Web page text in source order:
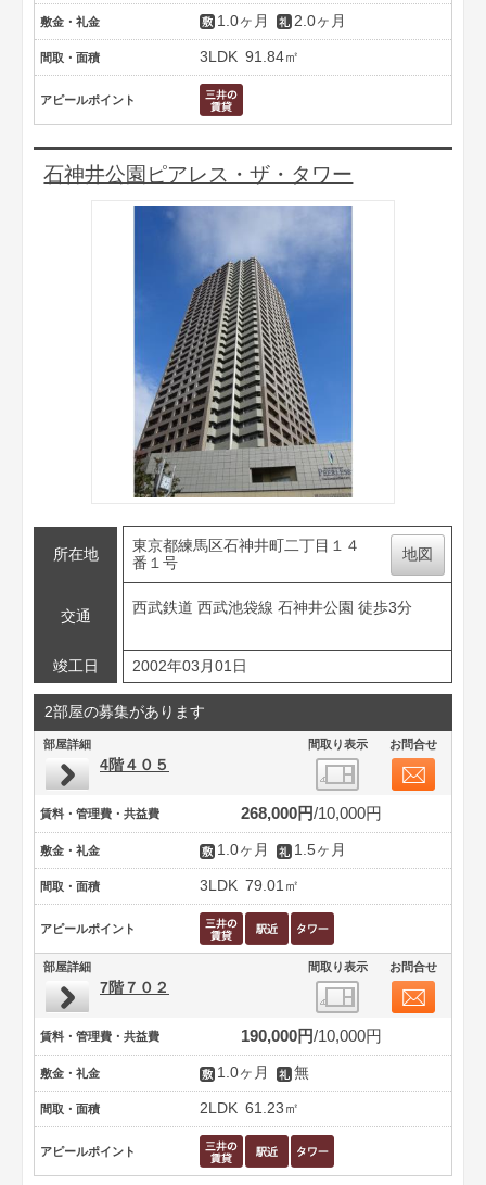
敷金・礼金 1.0ヶ月 2.0ヶ月
間取・面積 3LDK 91.84㎡
アピールポイント
石神井公園ピアレス・ザ・タワー
所在地
東京都練馬区石神井町二丁目１４
番１号
地図
交通
西武鉄道 西武池袋線 石神井公園 徒歩3分
竣工日 2002年03月01日
2部屋の募集があります
部屋詳細 間取り表示 お問合せ
4階４０５
賃料・管理費・共益費 268,000円 10,000円
敷金・礼金 1.0ヶ月 1.5ヶ月
間取・面積 3LDK 79.01㎡
アピールポイント
部屋詳細 間取り表示 お問合せ
7階７０２
賃料・管理費・共益費 190,000円 10,000円
敷金・礼金 1.0ヶ月 無
間取・面積 2LDK 61.23㎡
アピールポイント